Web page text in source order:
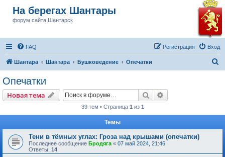
На берегах Шантары
форум сайта Шантарск
FAQ Вход
Регистрация
Шантара Шантара Бушковедение Опечатки
Опечатки
Новая тема Поиск
39 тем • Страница 1 из 1
Темы
Тени в тёмных углах: Гроза над крышами (опечатки)
Последнее сообщение Бродяга « 07 май 2024, 21:46
Ответы: 14